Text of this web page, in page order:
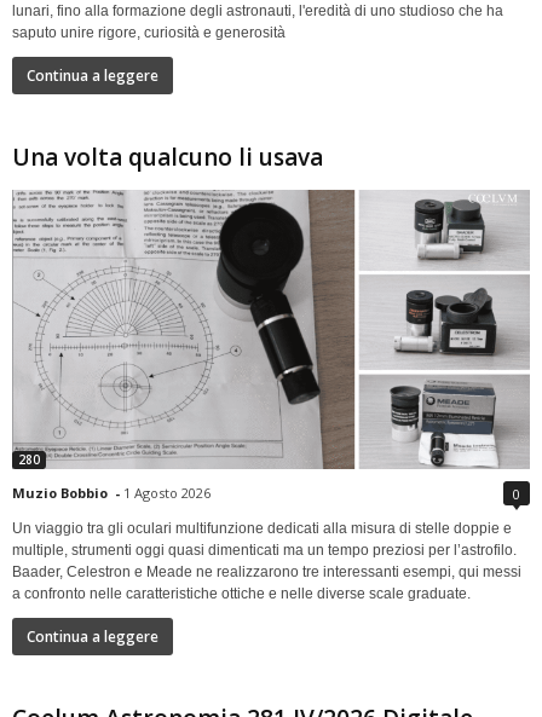
lunari, fino alla formazione degli astronauti, l'eredità di uno studioso che ha
saputo unire rigore, curiosità e generosità
Continua a leggere
Una volta qualcuno li usava
280
Muzio Bobbio - 1 Agosto 2026 0
Un viaggio tra gli oculari multifunzione dedicati alla misura di stelle doppie e
multiple, strumenti oggi quasi dimenticati ma un tempo preziosi per l’astrofilo.
Baader, Celestron e Meade ne realizzarono tre interessanti esempi, qui messi
a confronto nelle caratteristiche ottiche e nelle diverse scale graduate.
Continua a leggere